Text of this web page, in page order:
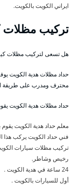
ايراني الكويت بالكويت.
تركيب مظلات
هل تسعى لتركيب مظلات
حداد مظلات هدية الكويت
محترف ومدرب على طريقة
حداد مظلات هدية الكويت
معلم حداد هدية الكويت
فني حداد الكويت يركب
تركيب مظلات سيارات
رخيص وشاطر.
24 ساعة في هدية الكويت .
أول للسيارات بالكويت .